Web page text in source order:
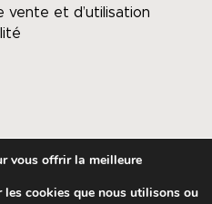
vente et d’utilisation
vous offrir la meilleure
cookies que nous utilisons ou